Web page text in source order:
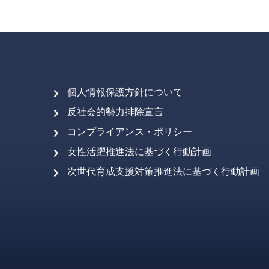
個人情報保護方針について
反社会的勢力排除宣言
コンプライアンス・ポリシー
女性活躍推進法に基づく行動計画
次世代育成支援対策推進法に基づく行動計画